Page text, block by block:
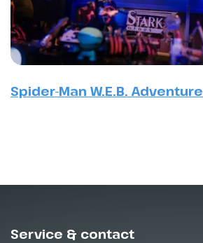
Spider-Man W.E.B. Adventure
Service & contact